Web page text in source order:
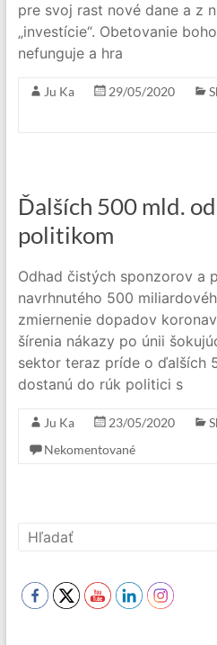
pre svoj rast nové dane a z
„investície“. Obetovanie
nefunguje a hra
Ju Ka 29/05/2020
Ďalších 500 mld.
politikom
Odhad čistých sponzorov a
navrhnutého 500
zmiernenie dopadov
šírenia nákazy po únii
sektor teraz príde o ďalších
dostanú do rúk politici s
Ju Ka 23/05/2020
Nekomentované